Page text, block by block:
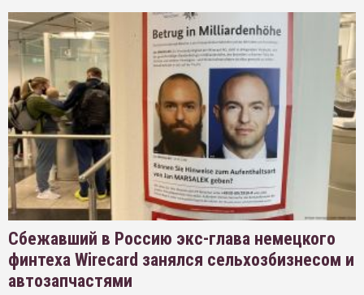
Сбежавший в Россию экс-глава немецкого
финтеха Wirecard занялся сельхозбизнесом и
автозапчастями